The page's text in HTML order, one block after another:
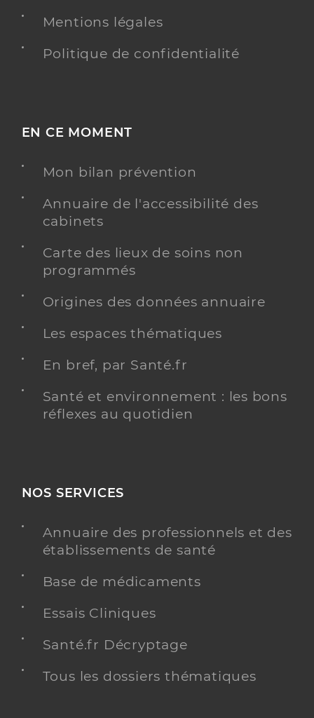
Mentions légales
Politique de confidentialité
EN CE MOMENT
Mon bilan prévention
Annuaire de l'accessibilité des
cabinets
Carte des lieux de soins non
programmés
Origines des données annuaire
Les espaces thématiques
En bref, par Santé.fr
Santé et environnement : les bons
réflexes au quotidien
NOS SERVICES
Annuaire des professionnels et des
établissements de santé
Base de médicaments
Essais Cliniques
Santé.fr Décryptage
Tous les dossiers thématiques